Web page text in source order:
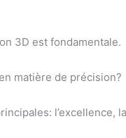
3D est fondamentale.
matière de précision?
l’excellence,